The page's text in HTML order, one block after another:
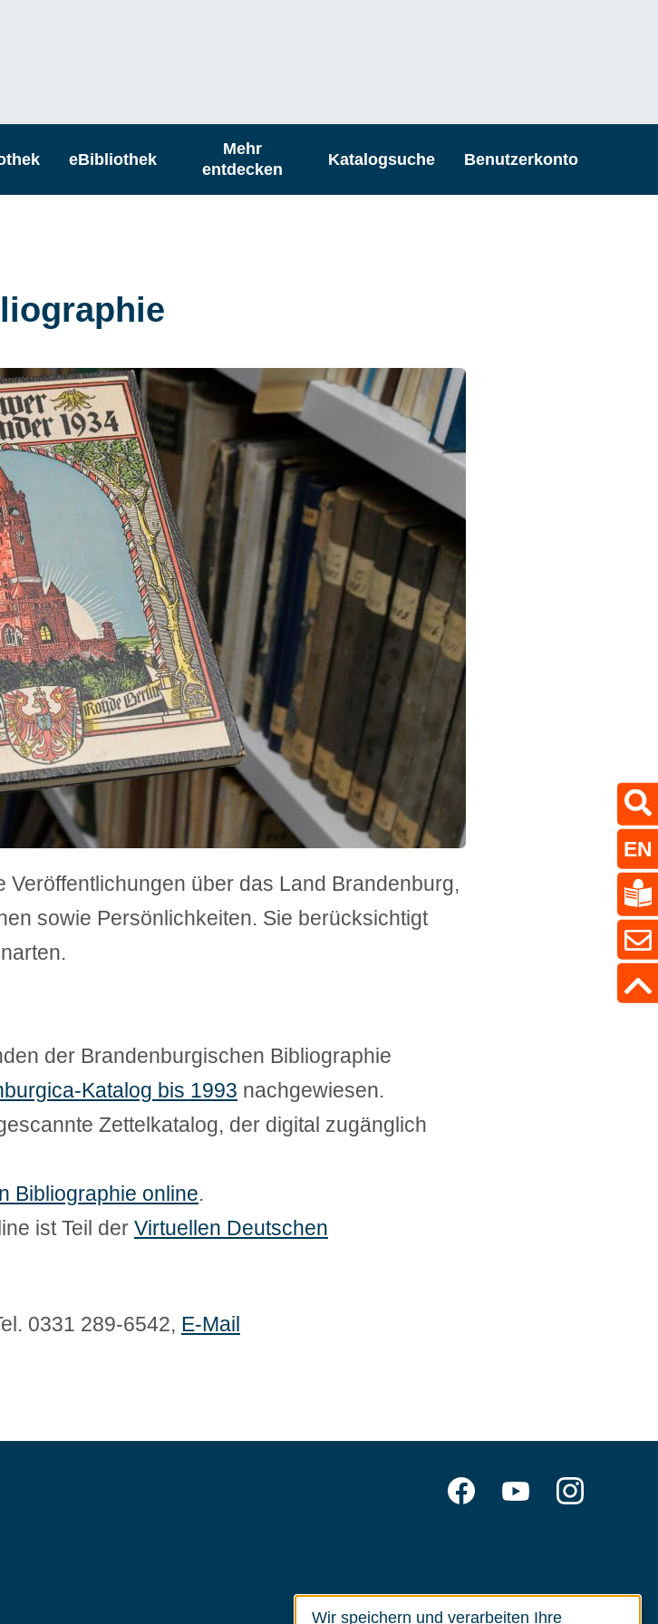
eBibliothek
Mehr
entdecken
Katalogsuche Benutzerkonto
über das Land Brandenburg,
sowie Persönlichkeiten. Sie berücksichtigt
der Brandenburgischen Bibliographie
Katalog bis 1993 nachgewiesen.
Zettelkatalog, der digital zugänglich
Bibliographie online.
ist Teil der Virtuellen Deutschen
0331 289-6542, E-Mail
Folgen
auf:
FacebookYouTube
EN
Wir speichern und verarbeiten Ihre